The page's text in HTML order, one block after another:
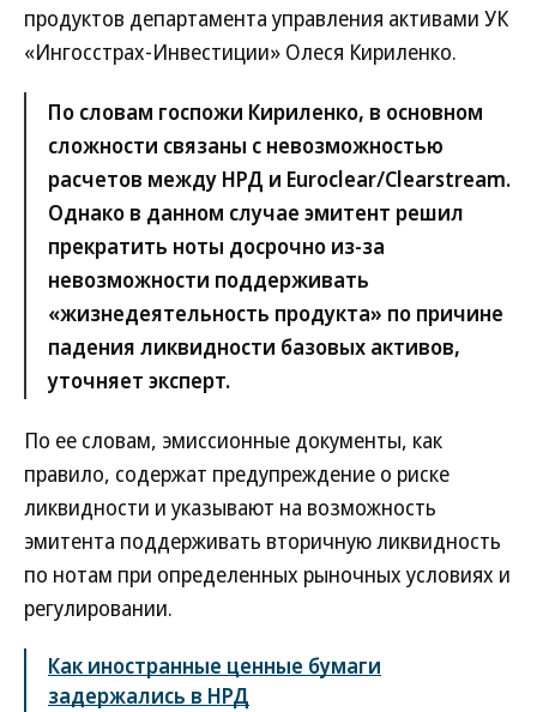
продуктов департамента управления активами УК
«Ингосстрах-Инвестиции» Олеся Кириленко.
По словам госпожи Кириленко, в основном
сложности связаны с невозможностью
расчетов между НРД и Euroclear/Clearstream.
Однако в данном случае эмитент решил
прекратить ноты досрочно из-за
невозможности поддерживать
«жизнедеятельность продукта» по причине
падения ликвидности базовых активов,
уточняет эксперт.
По ее словам, эмиссионные документы, как
правило, содержат предупреждение о риске
ликвидности и указывают на возможность
эмитента поддерживать вторичную ликвидность
по нотам при определенных рыночных условиях и
регулировании.
Как иностранные ценные бумаги
задержались в НРД